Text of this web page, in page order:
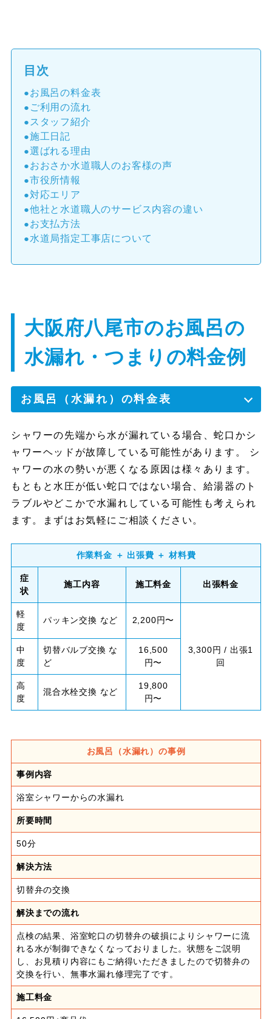
目次
お風呂の料金表
ご利用の流れ
スタッフ紹介
施工日記
選ばれる理由
おおさか水道職人のお客様の声
市役所情報
対応エリア
他社と水道職人のサービス内容の違い
お支払方法
水道局指定工事店について
大阪府八尾市のお風呂の
水漏れ・つまりの料金例
お風呂（水漏れ）の料金表
シャワーの先端から水が漏れている場合、蛇口かシ
ャワーヘッドが故障している可能性があります。 シ
ャワーの水の勢いが悪くなる原因は様々あります。
もともと水圧が低い蛇口ではない場合、給湯器のト
ラブルやどこかで水漏れしている可能性も考えられ
ます。まずはお気軽にご相談ください。
作業料金 ＋ 出張費 ＋ 材料費
症
状
施工内容 施工料金 出張料金
軽
度
パッキン交換 など 2,200円〜
3,300円 / 出張1
回
中
度
切替バルブ交換 な
ど
16,500
円〜
高
度
混合水栓交換 など
19,800
円〜
お風呂（水漏れ）の事例
事例内容
浴室シャワーからの水漏れ
所要時間
50分
解決方法
切替弁の交換
解決までの流れ
点検の結果、浴室蛇口の切替弁の破損によりシャワーに流
れる水が制御できなくなっておりました。状態をご説明
し、お見積り内容にもご納得いただきましたので切替弁の
交換を行い、無事水漏れ修理完了です。
施工料金